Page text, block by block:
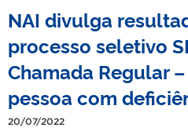
NAI divulga
processo seletivo
Chamada Regular
pessoa com
20/07/2022